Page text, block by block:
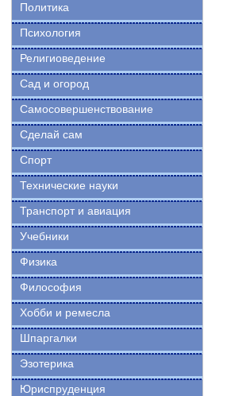
Политика
Психология
Религиоведение
Сад и огород
Самосовершенствование
Сделай сам
Спорт
Технические науки
Транспорт и авиация
Учебники
Физика
Философия
Хобби и ремесла
Шпаргалки
Эзотерика
Юриспруденция